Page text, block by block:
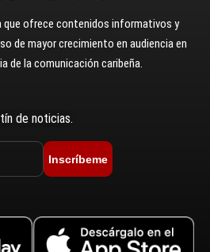
ofrece contenidos informativos y
de mayor crecimiento en audiencia en
de la comunicación caribeña.
de noticias.
Inscríbeme